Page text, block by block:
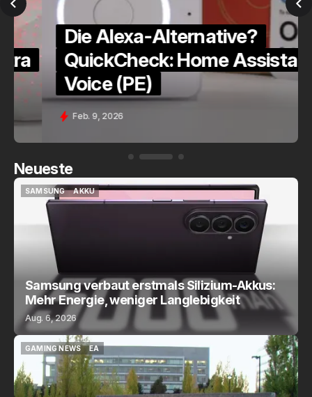
Die Alexa-Alternative?
QuickCheck: Home Assistant
Voice (PE)
Feb. 9, 2026
Neueste
SAMSUNG
SAMSUNG
AKKU
AKKU
Samsung verbaut erstmals Silizium-Akkus:
Mehr Energie, weniger Langlebigkeit
Aug. 6, 2026
GAMING NEWS
GAMING NEWS
EA
EA